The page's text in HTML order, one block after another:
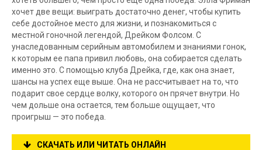
хочет две вещи: выиграть достаточно денег, чтобы купить
себе достойное место для жизни, и познакомиться с
местной гоночной легендой, Дрейком Фолсом. С
унаследованным серийным автомобилем и знаниями гонок,
к которым ее папа привил любовь, она собирается сделать
именно это. С помощью клуба Дрейка, где, как она знает,
шансы на успех еще выше. Она не рассчитывает на то, что
подарит свое сердце волку, которого он прячет внутри. Но
чем дольше она остается, тем больше ощущает, что
проигрыш — это победа.
СКАЧАТЬ ИЛИ ЧИТАТЬ ОНЛАЙН